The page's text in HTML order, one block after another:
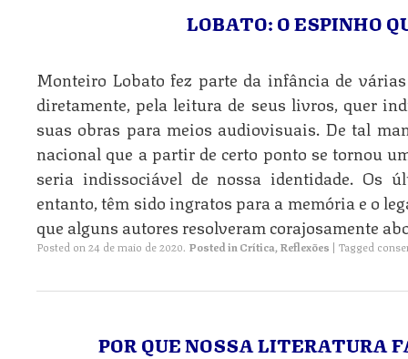
LOBATO: O ESPINHO
Monteiro Lobato fez parte da infância de
diretamente, pela leitura de seus livros, quer
suas obras para meios audiovisuais. De tal
nacional que a partir de certo ponto se tornou
seria indissociável de nossa identidade. Os
entanto, têm sido ingratos para a memória e o
que alguns autores resolveram corajosamente
Posted on24 de maio de 2020. Posted inCrítica,Reflexões | Tagged
POR QUE NOSSA